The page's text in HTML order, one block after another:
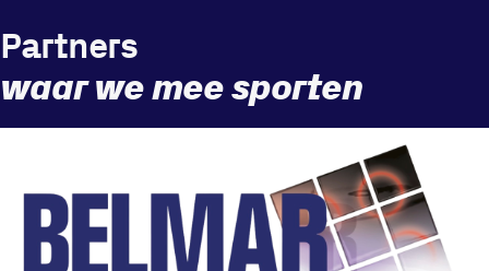
3312 GH Dordrecht
Privacy en cookies
Disclaimer
Huisregels
Partners
waar we mee sporten